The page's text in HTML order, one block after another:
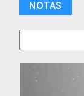
NOTAS